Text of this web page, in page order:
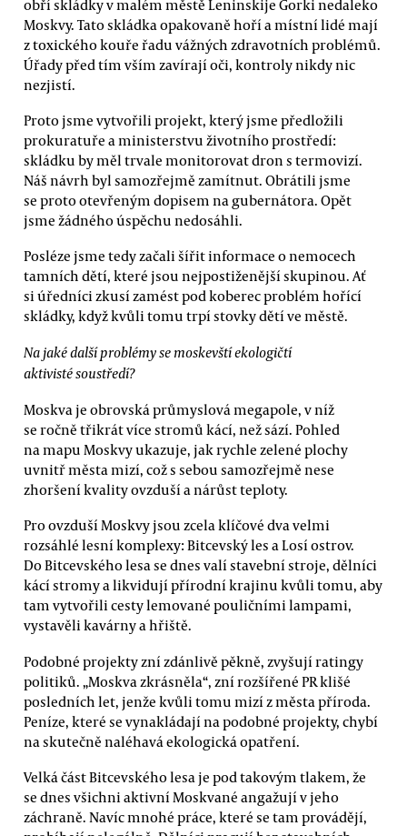
obří skládky v malém městě Leninskije Gorki nedaleko
Moskvy. Tato skládka opakovaně hoří a místní lidé mají
z toxického kouře řadu vážných zdravotních problémů.
Úřady před tím vším zavírají oči, kontroly nikdy nic
nezjistí.
Proto jsme vytvořili projekt, který jsme předložili
prokuratuře a ministerstvu životního prostředí:
skládku by měl trvale monitorovat dron s termovizí.
Náš návrh byl samozřejmě zamítnut. Obrátili jsme
se proto otevřeným dopisem na gubernátora. Opět
jsme žádného úspěchu nedosáhli.
Posléze jsme tedy začali šířit informace o nemocech
tamních dětí, které jsou nejpostiženější skupinou. Ať
si úředníci zkusí zamést pod koberec problém hořící
skládky, když kvůli tomu trpí stovky dětí ve městě.
Na jaké další problémy se moskevští ekologičtí
aktivisté soustředí?
Moskva je obrovská průmyslová megapole, v níž
se ročně třikrát více stromů kácí, než sází. Pohled
na mapu Moskvy ukazuje, jak rychle zelené plochy
uvnitř města mizí, což s sebou samozřejmě nese
zhoršení kvality ovzduší a nárůst teploty.
Pro ovzduší Moskvy jsou zcela klíčové dva velmi
rozsáhlé lesní komplexy: Bitcevský les a Losí ostrov.
Do Bitcevského lesa se dnes valí stavební stroje, dělníci
kácí stromy a likvidují přírodní krajinu kvůli tomu, aby
tam vytvořili cesty lemované pouličními lampami,
vystavěli kavárny a hřiště.
Podobné projekty zní zdánlivě pěkně, zvyšují ratingy
politiků. „Moskva zkrásněla“, zní rozšířené PR klišé
posledních let, jenže kvůli tomu mizí z města příroda.
Peníze, které se vynakládají na podobné projekty, chybí
na skutečně naléhavá ekologická opatření.
Velká část Bitcevského lesa je pod takovým tlakem, že
se dnes všichni aktivní Moskvané angažují v jeho
záchraně. Navíc mnohé práce, které se tam provádějí,